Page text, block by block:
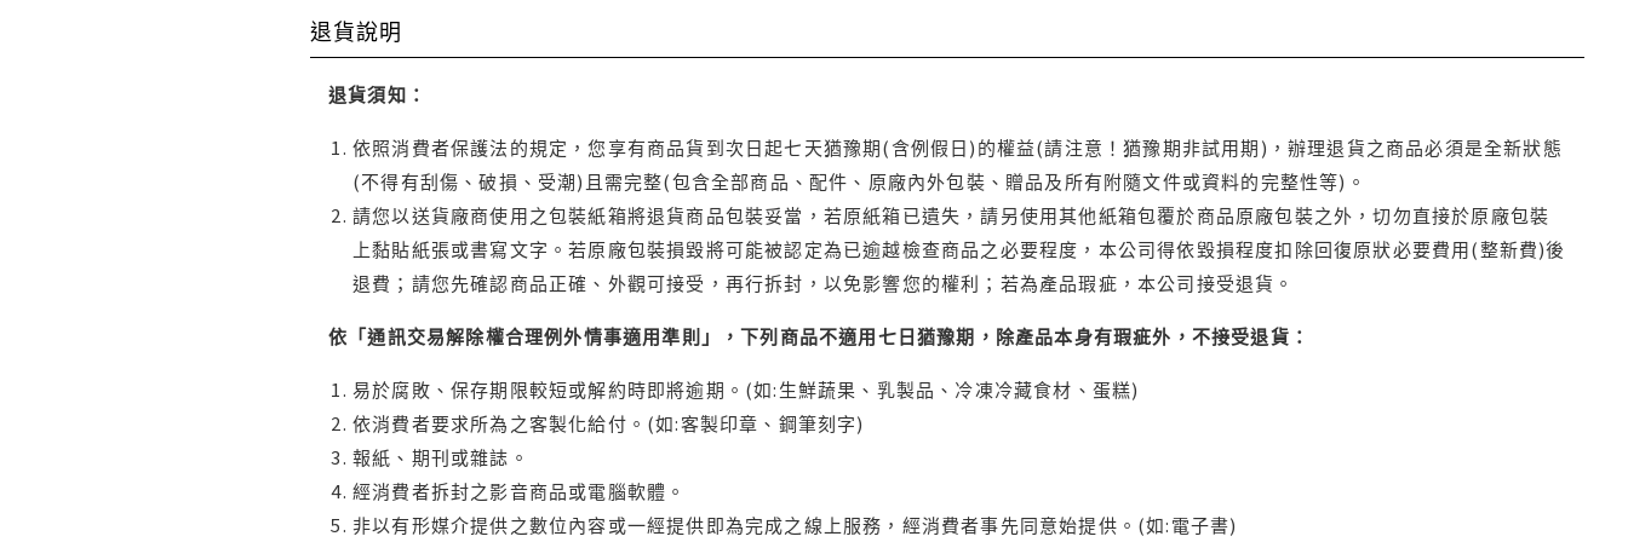
退貨說明
退貨須知：
依照消費者保護法的規定，您享有商品貨到次日起七天猶豫期(含例假日)的權益(請注意！猶豫期非試用期)，辦理退貨之商品必須是全新狀態
(不得有刮傷、破損、受潮)且需完整(包含全部商品、配件、原廠內外包裝、贈品及所有附隨文件或資料的完整性等)。
請您以送貨廠商使用之包裝紙箱將退貨商品包裝妥當，若原紙箱已遺失，請另使用其他紙箱包覆於商品原廠包裝之外，切勿直接於原廠包裝
上黏貼紙張或書寫文字。若原廠包裝損毀將可能被認定為已逾越檢查商品之必要程度，本公司得依毀損程度扣除回復原狀必要費用(整新費)後
退費；請您先確認商品正確、外觀可接受，再行拆封，以免影響您的權利；若為產品瑕疵，本公司接受退貨。
依「通訊交易解除權合理例外情事適用準則」，下列商品不適用七日猶豫期，除產品本身有瑕疵外，不接受退貨：
易於腐敗、保存期限較短或解約時即將逾期。(如:生鮮蔬果、乳製品、冷凍冷藏食材、蛋糕)
依消費者要求所為之客製化給付。(如:客製印章、鋼筆刻字)
報紙、期刊或雜誌。
經消費者拆封之影音商品或電腦軟體。
非以有形媒介提供之數位內容或一經提供即為完成之線上服務，經消費者事先同意始提供。(如:電子書)